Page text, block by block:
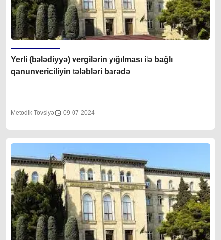
Yerli (bələdiyyə) vergilərin yığılması ilə bağlı
qanunvericiliyin tələbləri barədə
Metodik Tövsiyə 09-07-2024